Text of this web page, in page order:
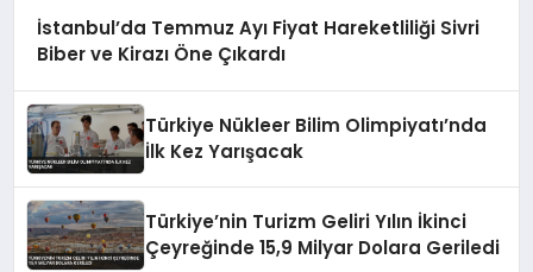
İstanbul’da Temmuz Ayı Fiyat Hareketliliği Sivri
Biber ve Kirazı Öne Çıkardı
Türkiye Nükleer Bilim Olimpiyatı’nda
İlk Kez Yarışacak
Türkiye’nin Turizm Geliri Yılın İkinci
Çeyreğinde 15,9 Milyar Dolara Geriledi